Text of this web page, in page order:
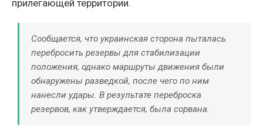
прилегающей территории.
Сообщается, что украинская сторона пыталась
перебросить резервы для стабилизации
положения, однако маршруты движения были
обнаружены разведкой, после чего по ним
нанесли удары. В результате переброска
резервов, как утверждается, была сорвана.